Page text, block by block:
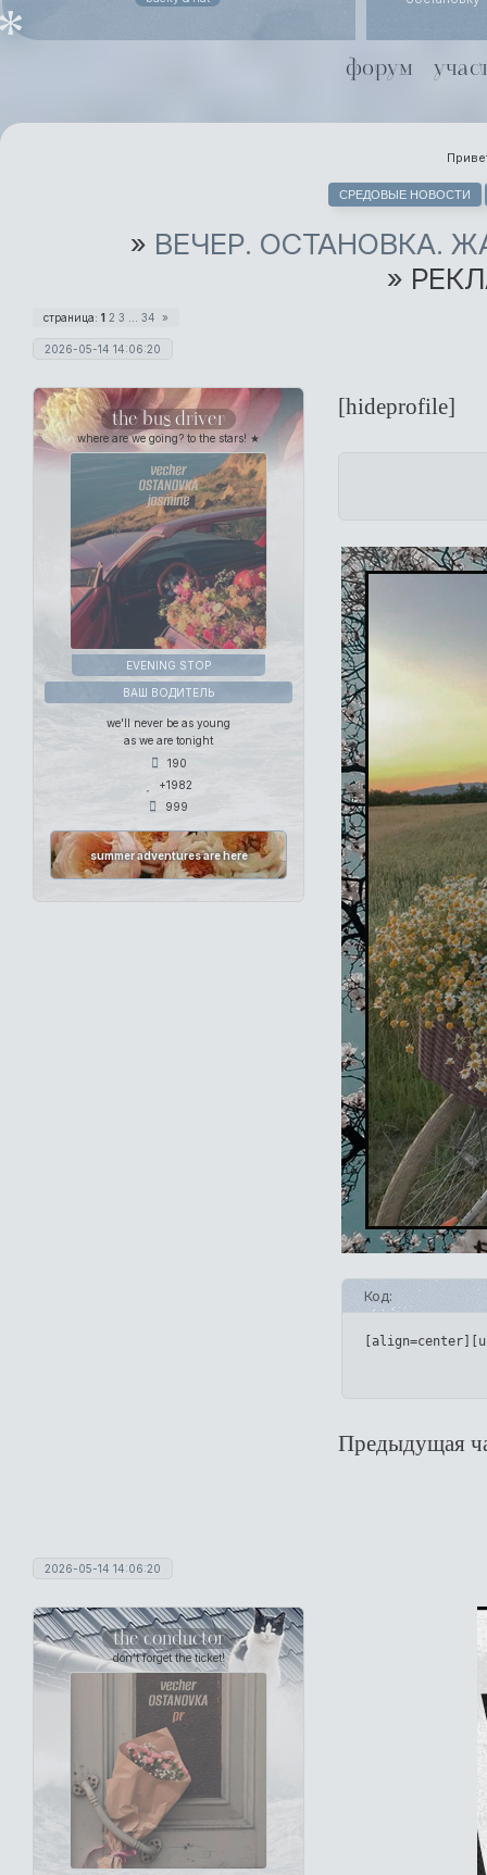
даже не
форум
СРЕДОВЫЕ НОВОСТИ
» ВЕЧЕР. ОСТАНОВКА.
»
страница: 1 2 3 34 »
2026-05-14 14:06:20
the bus driver
where are we going? to the stars! ★
EVENING STOP
ВАШ ВОДИТЕЛЬ
we'll never be as young
as we are tonight
190
+1982
999
summer adventures are here
[hideprofile]
Код:
Предыдущая
2026-05-14 14:06:20
the conductor
don't forget the ticket!